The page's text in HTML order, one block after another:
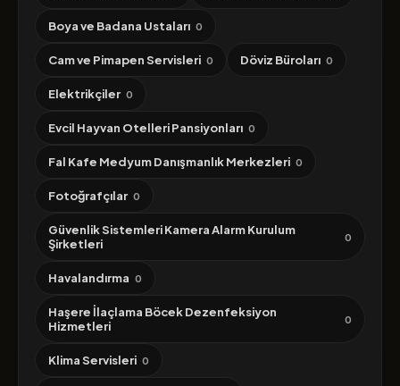
Boya ve Badana Ustaları 0
Cam ve Pimapen Servisleri 0 Döviz Büroları 0
Elektrikçiler 0
Evcil Hayvan Otelleri Pansiyonları 0
Fal Kafe Medyum Danışmanlık Merkezleri 0
Fotoğrafçılar 0
Güvenlik Sistemleri Kamera Alarm Kurulum
Şirketleri
0
Havalandırma 0
Haşere İlaçlama Böcek Dezenfeksiyon
Hizmetleri
0
Klima Servisleri 0